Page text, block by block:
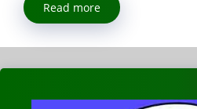
Read more